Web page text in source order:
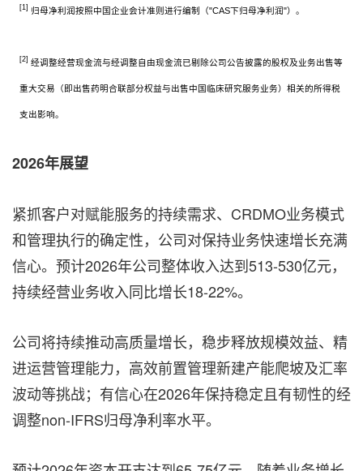
[1] 归母净利润按照中国企业会计准则进行编制（"CAS下归母净利润"）。
[2] 经调整经营现金流与经调整自由现金流已剔除公司公告披露的股权及业务出售等
重大交易（即出售药明合联部分权益与出售中国临床研究服务业务）相关的所得税
支出影响。
2026年展望
紧抓客户对赋能服务的持续需求、CRDMO业务模式
和管理执行的确定性，公司对保持业务快速增长充满
信心。预计2026年公司整体收入达到513-530亿元，
持续经营业务收入同比增长18-22%。
公司将持续推动高质量增长，稳步释放规模效益、精
进运营管理能力，高效前置管理新建产能爬坡及汇率
波动等挑战；有信心在2026年保持稳定且有韧性的经
调整non-IFRS归母净利率水平。